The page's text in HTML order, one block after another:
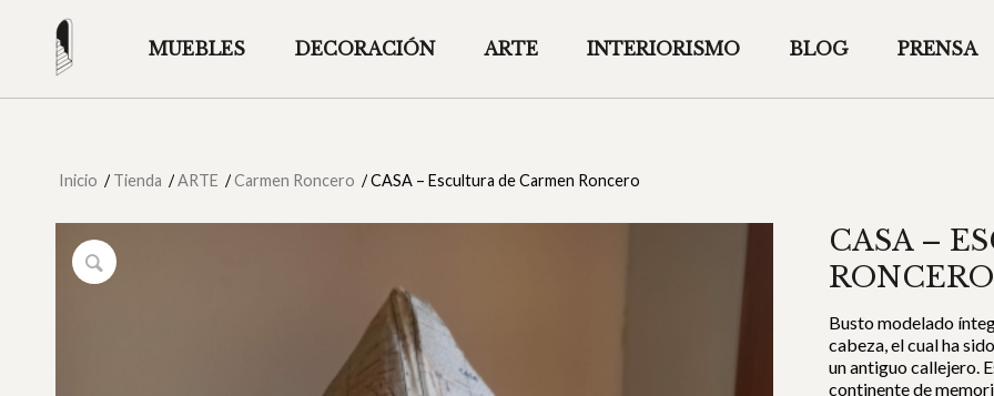
MUEBLES DECORACIÓN ARTE INTERIORISMO BLOG PRENSA
Inicio / Tienda /ARTE /Carmen Roncero /CASA – Escultura de Carmen Roncero
CASA –
RONCERO
Busto modelado
cabeza, el cual ha
un antiguo callejero.
continente de